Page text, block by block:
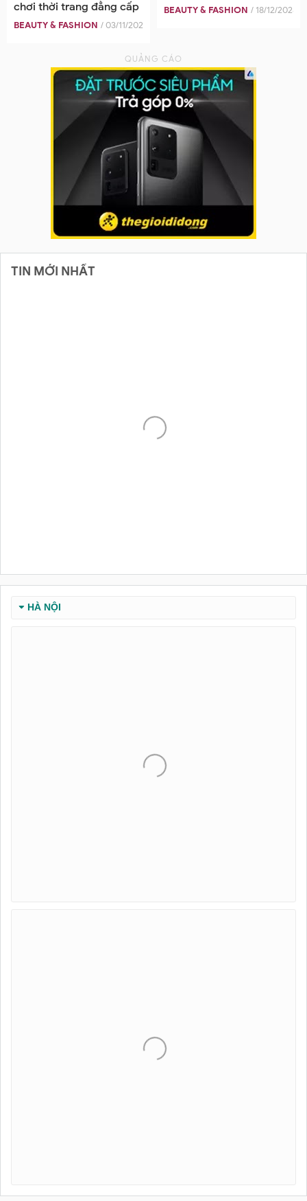
chơi thời trang đẳng cấp
BEAUTY & FASHION / 03/11/2025
BEAUTY & FASHION / 18/12/2024
TIN MỚI NHẤT
HÀ NỘI